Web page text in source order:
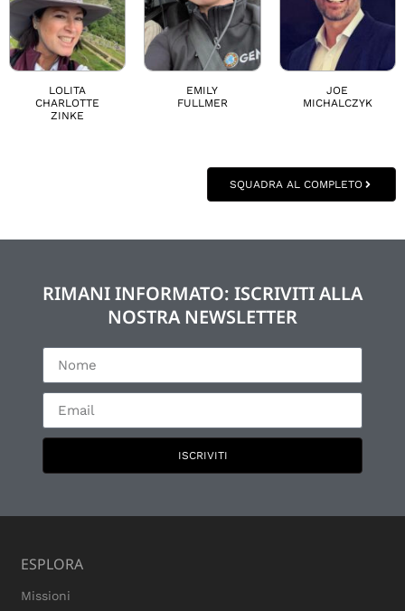
LOLITA
CHARLOTTE
ZINKE
EMILY
FULLMER
JOE
MICHALCZYK
SQUADRA AL COMPLETO
RIMANI INFORMATO: ISCRIVITI ALLA
NOSTRA NEWSLETTER
ISCRIVITI
ESPLORA
Missioni